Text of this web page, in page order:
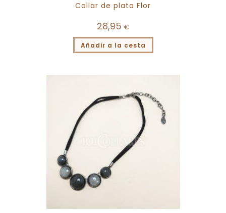
Collar de plata Flor
28,95 €
Añadir a la cesta